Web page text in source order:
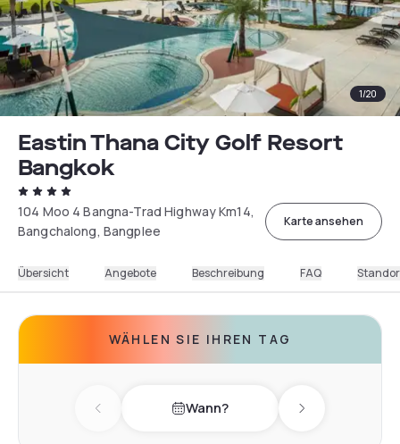
1/20
Eastin Thana City Golf Resort
Bangkok
104 Moo 4 Bangna-Trad Highway Km14,
Bangchalong, Bangplee
Karte ansehen
Übersicht Angebote Beschreibung FAQ
WÄHLEN SIE IHREN TAG
Previous day Wann? Next day